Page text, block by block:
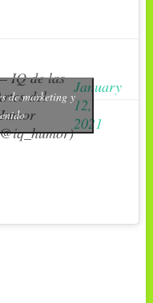
IQ de las
del
January
12,
2021
de marketing y